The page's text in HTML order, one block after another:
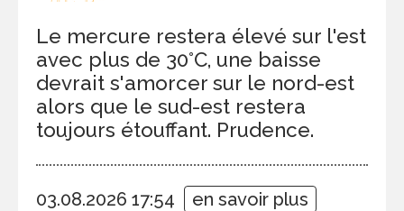
Le mercure restera élevé sur l'est
avec plus de 30°C, une baisse
devrait s'amorcer sur le nord-est
alors que le sud-est restera
toujours étouffant. Prudence.
03.08.2026 17:54 en savoir plus